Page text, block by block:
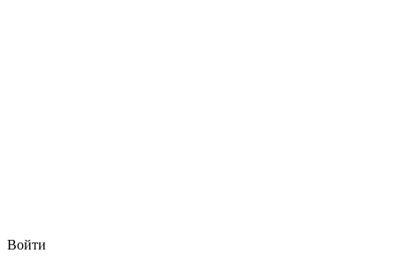
Войти